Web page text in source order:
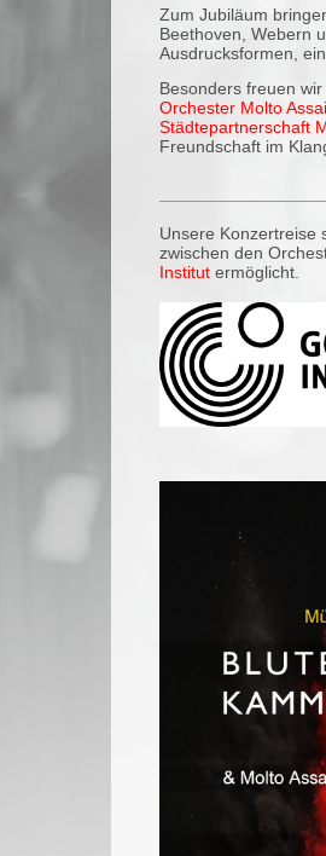
Zum Jubiläum
Beethoven, Webern
Ausdrucksformen,
Besonders freuen
Orchester Molto
Städtepartnerschaft
Freundschaft im
Unsere Konzertreise
zwischen den
Institut ermöglicht.